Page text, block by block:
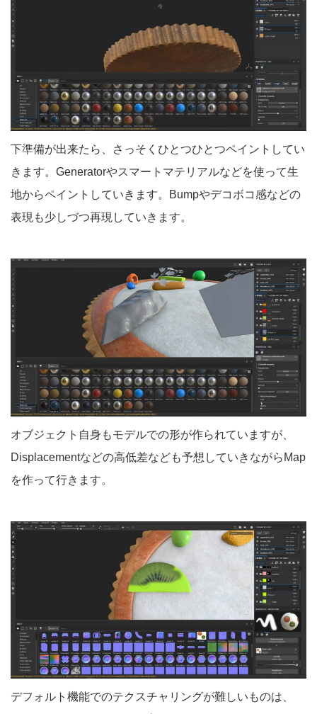
下準備が出来たら、さっそくひとつひとつペイントしてい
きます。Generatorやスマートマテリアルなどを使って生
地からペイントしていきます。Bumpやデコボコ感などの
表現も少しづつ再現していきます。
オブジェクト自身もモデルでの形が作られていますが、
Displacementなどの高低差なども予想していきながらMap
を作って行きます。
デフォルト機能でのテクスチャリングが難しいものは、